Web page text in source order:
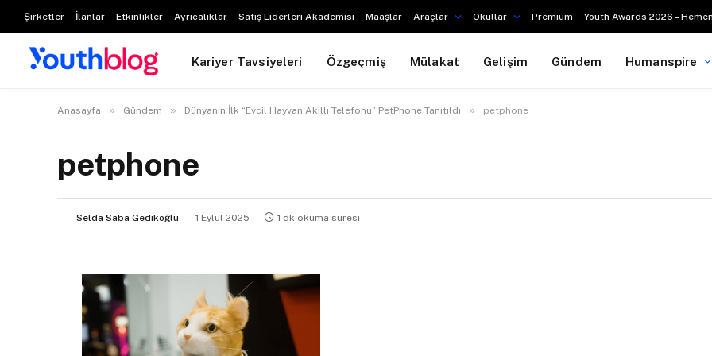
Şirketler İlanlar Etkinlikler Ayrıcalıklar Satış Liderleri Akademisi Maaşlar Araçlar Okullar Premium Youth Awards 2026 –
Kariyer Tavsiyeleri Özgeçmiş Mülakat Gelişim Gündem Humanspire
Anasayfa » Gündem » Dünyanın İlk “Evcil Hayvan Akıllı Telefonu” PetPhone Tanıtıldı » petphone
petphone
Selda Saba Gedikoğlu 1 Eylül 2025 1 dk okuma süresi